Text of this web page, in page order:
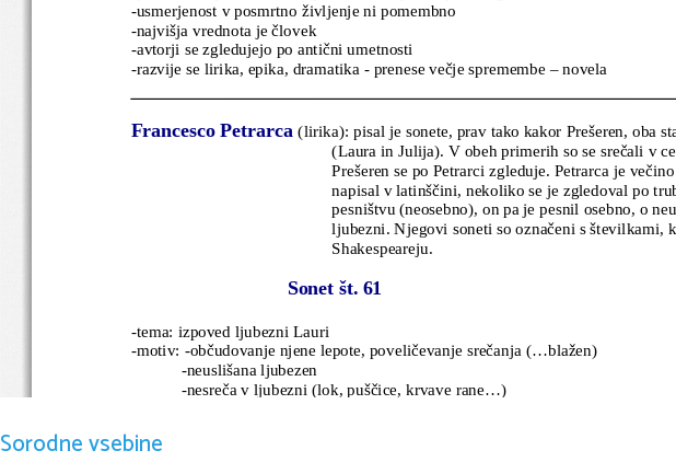
-usmerjenost v posmrtno življenje ni pomembno
-najvišja vrednota je človek
-avtorji se zgledujejo po antični umetnosti
-razvije se lirika, epika, dramatika - prenese večje spremembe – novela
Francesco Petrarca (lirika): pisal je sonete, prav tako kakor Prešeren, oba
(Laura in Julija). V obeh primerih so se srečali v
Prešeren se po Petrarci zgleduje. Petrarca je
napisal v latinščini, nekoliko se je zgledoval po
pesništvu (neosebno), on pa je pesnil osebno, o
ljubezni. Njegovi soneti so označeni s številkami,
Shakespeareju.
Sonet št. 61
-tema: izpoved ljubezni Lauri
-motiv: -občudovanje njene lepote, poveličevanje srečanja (...blažen)
            -neuslišana ljubezen
            -nesreča v ljubezni (lok, puščice, krvave rane...)
Pazi: v pesmi ne opisuje, niti ne pripoveduje, ampak je izpoved lirskega subjekta
Sorodne vsebine